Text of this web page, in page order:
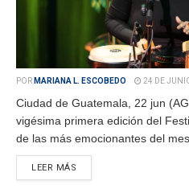
POR MARIANA L. ESCOBEDO 24 DE
Ciudad de Guatemala, 22 jun
vigésima primera edición del
de las más emocionantes del
LEER MÁS